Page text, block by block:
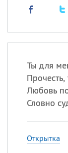
Ты для
Любовь
Словно
Открытка